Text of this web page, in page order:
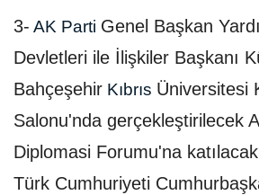
3- AK Parti Genel Başkan
Devletleri ile İlişkiler Başkanı
Bahçeşehir Kıbrıs Üniversitesi
Salonu'nda gerçekleştirilecek
Diplomasi Forumu'na
Türk Cumhuriyeti